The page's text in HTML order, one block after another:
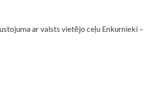
ar valsts vietējo ceļu Enkurnieki –